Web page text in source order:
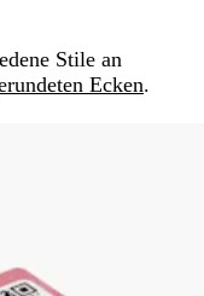
Stile an
Ecken.